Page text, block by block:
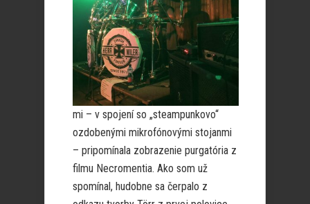
mi – v spojení so „steampunkovo“
ozdobenými mikrofónovými stojanmi
– pripomínala zobrazenie purgatória z
filmu Necromentia. Ako som už
spomínal, hudobne sa čerpalo z